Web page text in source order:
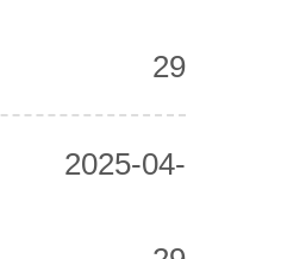
29
2025-04-